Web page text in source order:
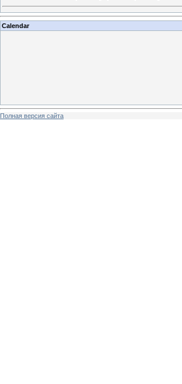
Calendar
Полная версия сайта